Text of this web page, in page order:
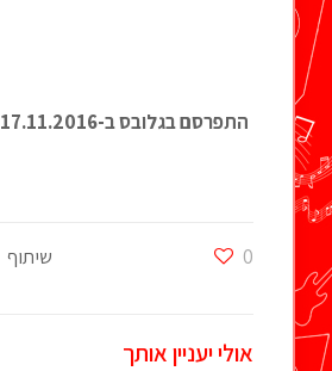
התפרסם בגלובס ב-17.11.2016
שיתוף 0
אולי יעניין אותך